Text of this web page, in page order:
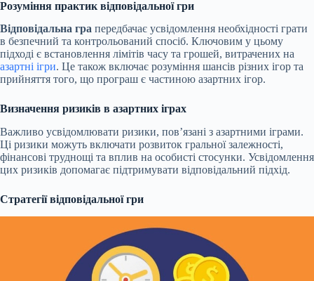
Розуміння практик відповідальної гри
Відповідальна гра передбачає усвідомлення необхідності грати
в безпечний та контрольований спосіб. Ключовим у цьому
підході є встановлення лімітів часу та грошей, витрачених на
азартні ігри. Це також включає розуміння шансів різних ігор та
прийняття того, що програш є частиною азартних ігор.
Визначення ризиків в азартних іграх
Важливо усвідомлювати ризики, пов’язані з азартними іграми.
Ці ризики можуть включати розвиток гральної залежності,
фінансові труднощі та вплив на особисті стосунки. Усвідомлення
цих ризиків допомагає підтримувати відповідальний підхід.
Стратегії відповідальної гри